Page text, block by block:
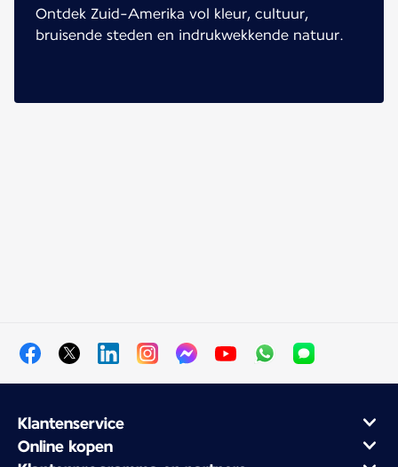
Ontdek Zuid-Amerika vol kleur, cultuur,
bruisende steden en indrukwekkende natuur.
Klantenservice
Online kopen